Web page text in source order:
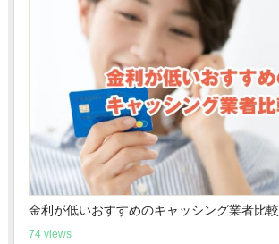
金利が低いおすすめのキャッシング業者比較
74 views